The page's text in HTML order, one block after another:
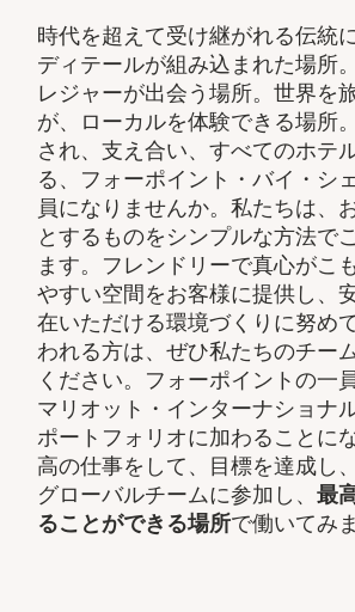
時代を超えて受け継がれる伝統
ディテールが組み込まれた場所
レジャーが出会う場所。世界を
が、ローカルを体験できる場所
され、支え合い、すべてのホテ
る、フォーポイント・バイ・シ
員になりませんか。私たちは、
とするものをシンプルな方法で
ます。フレンドリーで真心がこ
やすい空間をお客様に提供し、
在いただける環境づくりに努め
われる方は、ぜひ私たちのチー
ください。フォーポイントの一
マリオット・インターナショナ
ポートフォリオに加わることに
高の仕事をして、​目標を達成し
グローバルチームに参加し、​最
ることができる場所で働いてみ